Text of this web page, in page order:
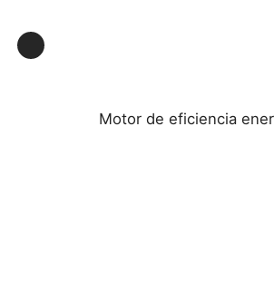
Motor de eficiencia